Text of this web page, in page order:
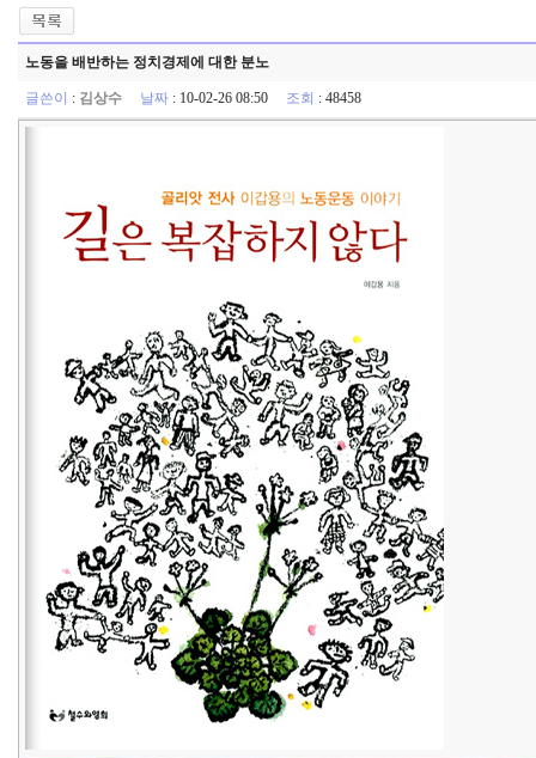
노동을 배반하는 정치경제에 대한 분노
글쓴이 : 김상수 날짜 : 10-02-26 08:50 조회 : 48458